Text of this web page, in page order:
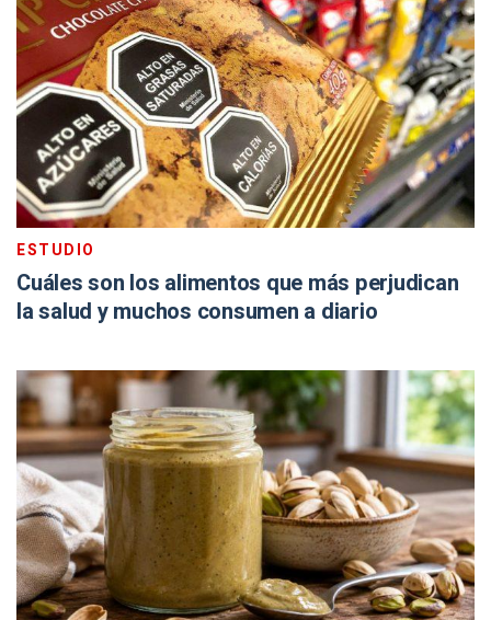
ESTUDIO
Cuáles son los alimentos que más perjudican
la salud y muchos consumen a diario